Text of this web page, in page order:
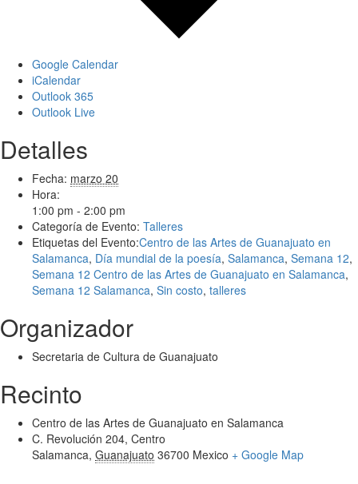
Google Calendar
iCalendar
Outlook 365
Outlook Live
Detalles
Fecha: marzo 20
Hora:
1:00 pm - 2:00 pm
Categoría de Evento: Talleres
Etiquetas del Evento:Centro de las Artes de Guanajuato en
Salamanca, Día mundial de la poesía, Salamanca, Semana 12,
Semana 12 Centro de las Artes de Guanajuato en Salamanca,
Semana 12 Salamanca, Sin costo, talleres
Organizador
Secretaria de Cultura de Guanajuato
Recinto
Centro de las Artes de Guanajuato en Salamanca
C. Revolución 204, Centro
Salamanca, Guanajuato 36700 Mexico + Google Map